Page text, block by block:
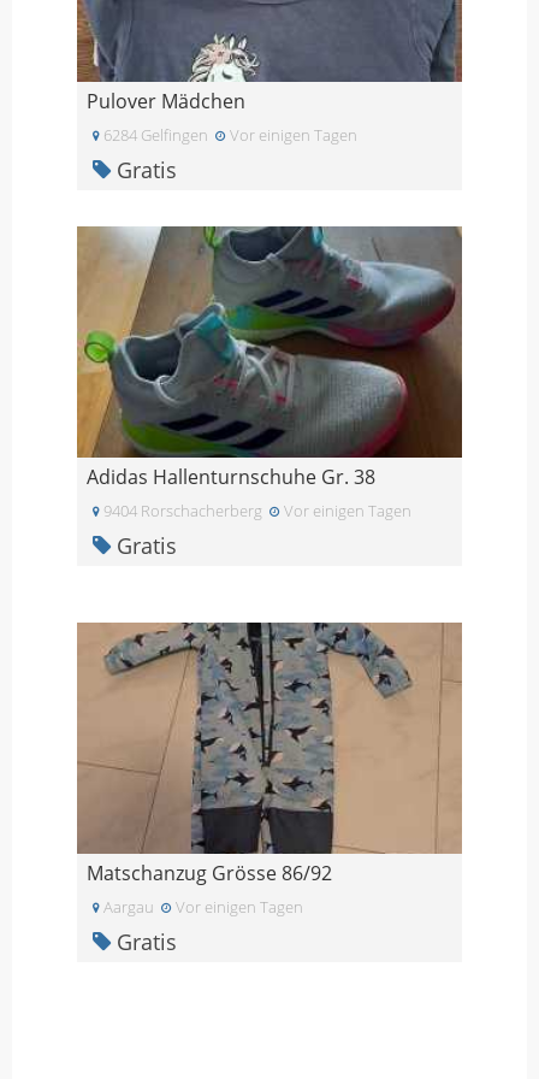
Pulover Mädchen
6284 Gelfingen Vor einigen Tagen
Gratis
Adidas Hallenturnschuhe Gr. 38
9404 Rorschacherberg Vor einigen Tagen
Gratis
Matschanzug Grösse 86/92
Aargau Vor einigen Tagen
Gratis